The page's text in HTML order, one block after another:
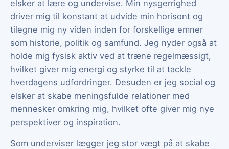
elsker at lære og undervise. Min nysgerrighed
driver mig til konstant at udvide min horisont og
tilegne mig ny viden inden for forskellige emner
som historie, politik og samfund. Jeg nyder også at
holde mig fysisk aktiv ved at træne regelmæssigt,
hvilket giver mig energi og styrke til at tackle
hverdagens udfordringer. Desuden er jeg social og
elsker at skabe meningsfulde relationer med
mennesker omkring mig, hvilket ofte giver mig nye
perspektiver og inspiration.
Som underviser lægger jeg stor vægt på at skabe